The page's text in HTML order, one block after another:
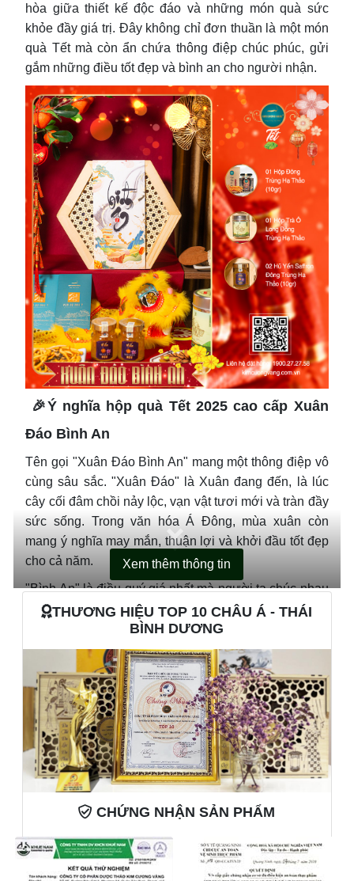
THÔNG TIN SẢN PHẨM CHÍNH SÁCH BÁN HÀNG
hòa giữa thiết kế độc đáo và những món quà sức
khỏe đầy giá trị. Đây không chỉ đơn thuần là một món
quà Tết mà còn ẩn chứa thông điệp chúc phúc, gửi
gắm những điều tốt đẹp và bình an cho người nhận.
🎉Ý nghĩa hộp quà Tết 2025 cao cấp Xuân
Đáo Bình An
Tên gọi "Xuân Đáo Bình An" mang một thông điệp vô
cùng sâu sắc. "Xuân Đáo" là Xuân đang đến, là lúc
cây cối đâm chồi nảy lộc, vạn vật tươi mới và tràn đầy
sức sống. Trong văn hóa Á Đông, mùa xuân còn
mang ý nghĩa may mắn, thuận lợi và khởi đầu tốt đẹp
cho cả năm.
"Bình An" là điều quý giá nhất mà người ta chúc nhau
trong dịp Tết. Một năm mới bình an đồng nghĩa với
sức khỏe dồi dào, sự nghiệp thuận buồm xuôi gió, gia
đình hạnh phúc, và cuộc sống viên mãn.
Vì vậy, tên gọi Xuân Đáo Bình An chính là lời chúc khi
mùa xuân đến, mang theo sự may mắn, bình yên và
thịnh vượng cho người nhận. Hộp quà này không chỉ
đơn thuần là một món quà mà còn là biểu tượng của
sự chăm sóc, yêu thương và chúc phúc. Mỗi khi mùa
xuân về, món quà này sẽ thay người tặng gửi lời chúc
đến người nhận với mong muốn một năm mới đầy
thuận lợi, an khang và thịnh vượng.
🎉Thiết kế độc đáo
Hộp quà được thiết kế tinh tế với hình dáng lục giác
Xem thêm thông tin
THƯƠNG HIỆU TOP 10 CHÂU Á - THÁI
BÌNH DƯƠNG
CHỨNG NHẬN SẢN PHẨM